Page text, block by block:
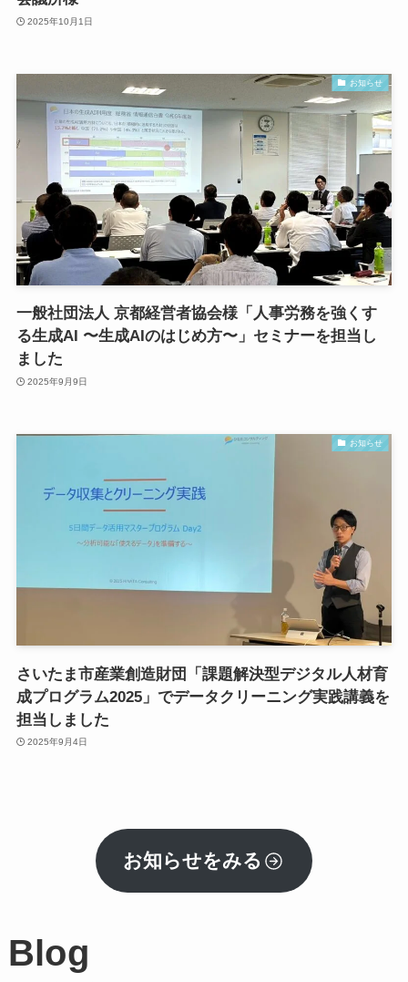
2025年10月1日
お知らせ
一般社団法人 京都経営者協会様「人事労務を強くす
る生成AI 〜生成AIのはじめ方〜」セミナーを担当し
ました
2025年9月9日
お知らせ
さいたま市産業創造財団「課題解決型デジタル人材育
成プログラム2025」でデータクリーニング実践講義を
担当しました
2025年9月4日
お知らせをみる
Blog